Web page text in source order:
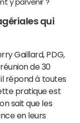
y parvenir ?
qui
Gaillard, PDG,
de 30
il répond à toutes
pratique est
sait que les
en leurs